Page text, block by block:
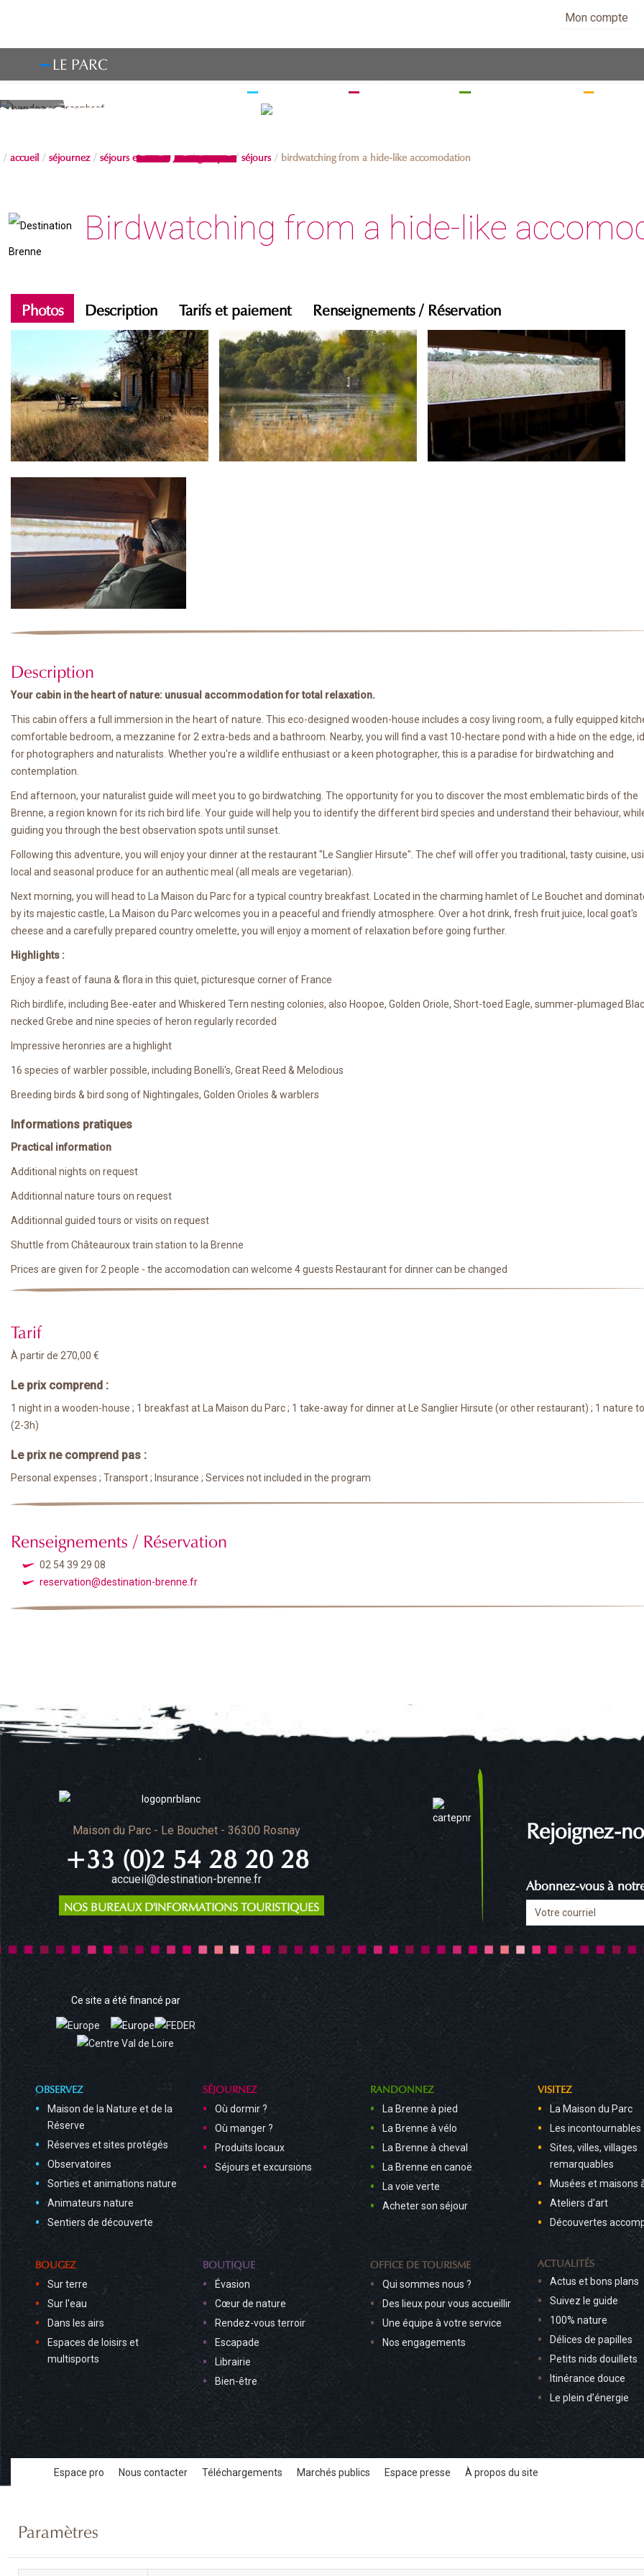
Mon compte
LE PARC
accueil séjournez séjours et excursions groupes séjours birdwatching from a hide-like accomodation
Birdwatching from a hide-like
Photos Description Tarifs et paiement Renseignements / Réservation
Description
Your cabin in the heart of nature: unusual accommodation for total relaxation.
This cabin offers a full immersion in the heart of nature. This eco-designed wooden-house includes a cosy living room, a fully equipped
comfortable bedroom, a mezzanine for 2 extra-beds and a bathroom. Nearby, you will find a vast 10-hectare pond with a hide on the edge,
for photographers and naturalists. Whether you're a wildlife enthusiast or a keen photographer, this is a paradise for birdwatching and
contemplation.
End afternoon, your naturalist guide will meet you to go birdwatching. The opportunity for you to discover the most emblematic birds of the
Brenne, a region known for its rich bird life. Your guide will help you to identify the different bird species and understand their behaviour,
guiding you through the best observation spots until sunset.
Following this adventure, you will enjoy your dinner at the restaurant "Le Sanglier Hirsute". The chef will offer you traditional, tasty cuisine,
local and seasonal produce for an authentic meal (all meals are vegetarian).
Next morning, you will head to La Maison du Parc for a typical country breakfast. Located in the charming hamlet of Le Bouchet and
by its majestic castle, La Maison du Parc welcomes you in a peaceful and friendly atmosphere. Over a hot drink, fresh fruit juice, local goat's
cheese and a carefully prepared country omelette, you will enjoy a moment of relaxation before going further.
Highlights :
Enjoy a feast of fauna & flora in this quiet, picturesque corner of France
Rich birdlife, including Bee-eater and Whiskered Tern nesting colonies, also Hoopoe, Golden Oriole, Short-toed Eagle, summer-plumaged
necked Grebe and nine species of heron regularly recorded
Impressive heronries are a highlight
16 species of warbler possible, including Bonelli's, Great Reed & Melodious
Breeding birds & bird song of Nightingales, Golden Orioles & warblers
Informations pratiques
Practical information
Additional nights on request
Additionnal nature tours on request
Additionnal guided tours or visits on request
Shuttle from Châteauroux train station to la Brenne
Prices are given for 2 people - the accomodation can welcome 4 guests Restaurant for dinner can be changed
Tarif
À partir de 270,00 €
Le prix comprend :
1 night in a wooden-house ; 1 breakfast at La Maison du Parc ; 1 take-away for dinner at Le Sanglier Hirsute (or other restaurant) ; 1 nature
(2-3h)
Le prix ne comprend pas :
Personal expenses ; Transport ; Insurance ; Services not included in the program
Renseignements / Réservation
02 54 39 29 08
reservation@destination-brenne.fr
Maison du Parc - Le Bouchet - 36300 Rosnay
+33 (0)2 54 28 20 28
accueil@destination-brenne.fr
NOS BUREAUX D'INFORMATIONS TOURISTIQUES
Rejoignez-
Abonnez-vous à
Ce site a été financé par
OBSERVEZ
Maison de la Nature et de la
Réserve
Réserves et sites protégés
Observatoires
Sorties et animations nature
Animateurs nature
Sentiers de découverte
SÉJOURNEZ
Où dormir ?
Où manger ?
Produits locaux
Séjours et excursions
RANDONNEZ
La Brenne à pied
La Brenne à vélo
La Brenne à cheval
La Brenne en canoë
La voie verte
Acheter son séjour
VISITEZ
La Maison du Parc
Les incontournables
Sites, villes, villages
remarquables
Musées et maisons
Ateliers d’art
Découvertes
BOUGEZ
Sur terre
Sur l'eau
Dans les airs
Espaces de loisirs et
multisports
BOUTIQUE
Évasion
Cœur de nature
Rendez-vous terroir
Escapade
Librairie
Bien-être
OFFICE DE TOURISME
Qui sommes nous ?
Des lieux pour vous accueillir
Une équipe à votre service
Nos engagements
ACTUALITÉS
Actus et bons plans
Suivez le guide
100% nature
Délices de papilles
Petits nids douillets
Itinérance douce
Le plein d’énergie
Espace pro Nous contacter Téléchargements Marchés publics Espace presse À propos du site
Paramètres